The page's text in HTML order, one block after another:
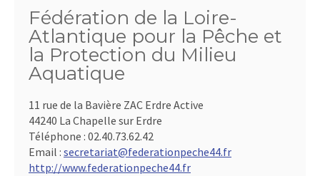
Fédération de la Loire-
Atlantique pour la Pêche et
la Protection du Milieu
Aquatique
11 rue de la Bavière ZAC Erdre Active
44240 La Chapelle sur Erdre
Téléphone : 02.40.73.62.42
Email : secretariat@federationpeche44.fr
http://www.federationpeche44.fr